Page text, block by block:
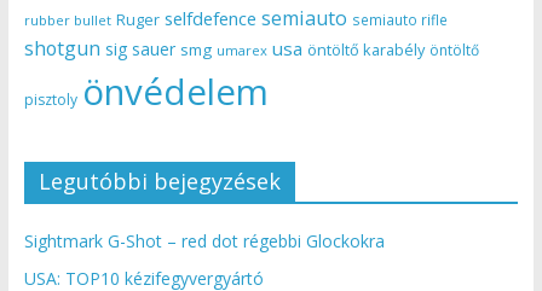
rubber bullet Ruger selfdefence semiauto semiauto rifle
shotgun sig sauer smg umarex usa öntöltő karabély öntöltő
pisztoly önvédelem
Legutóbbi bejegyzések
Sightmark G-Shot – red dot régebbi Glockokra
USA: TOP10 kézifegyvergyártó